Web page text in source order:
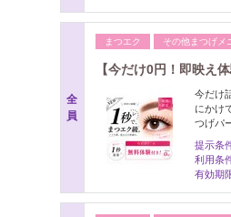
全
員
まつエク その他まつげメ
【今だけ0円！即映え
今だけ
にかけ
つげパ
提示条
利用条
有効期